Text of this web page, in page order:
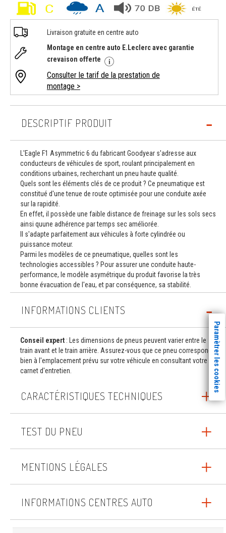
Livraison gratuite en centre auto
Montage en centre auto E.Leclerc avec garantie
crevaison offerte
Consulter le tarif de la prestation de
montage >
DESCRIPTIF PRODUIT
L'Eagle F1 Asymmetric 6 du fabricant Goodyear s'adresse aux
conducteurs de véhicules de sport, roulant principalement en
conditions urbaines, recherchant un pneu haute qualité.
Quels sont les éléments clés de ce produit ? Ce pneumatique est
constitué d'une tenue de route optimisée pour une conduite axée
sur la rapidité.
En effet, il possède une faible distance de freinage sur les sols secs
ainsi quune adhérence par temps sec améliorée.
Il s'adapte parfaitement aux véhicules à forte cylindrée ou
puissance moteur.
Parmi les modèles de ce pneumatique, quelles sont les
technologies accessibles ? Pour assurer une conduite haute-
performance, le modèle asymétrique du produit favorise la très
bonne évacuation de l'eau, et par conséquence, sa stabilité.
INFORMATIONS CLIENTS
Conseil expert : Les dimensions de pneus peuvent varier entre le
train avant et le train arrière. Assurez-vous que ce pneu correspond
bien à l'emplacement prévu sur votre véhicule en consultant votre
carnet d'entretien.
CARACTÉRISTIQUES TECHNIQUES
TEST DU PNEU
MENTIONS LÉGALES
INFORMATIONS CENTRES AUTO
Paramètrer les cookies